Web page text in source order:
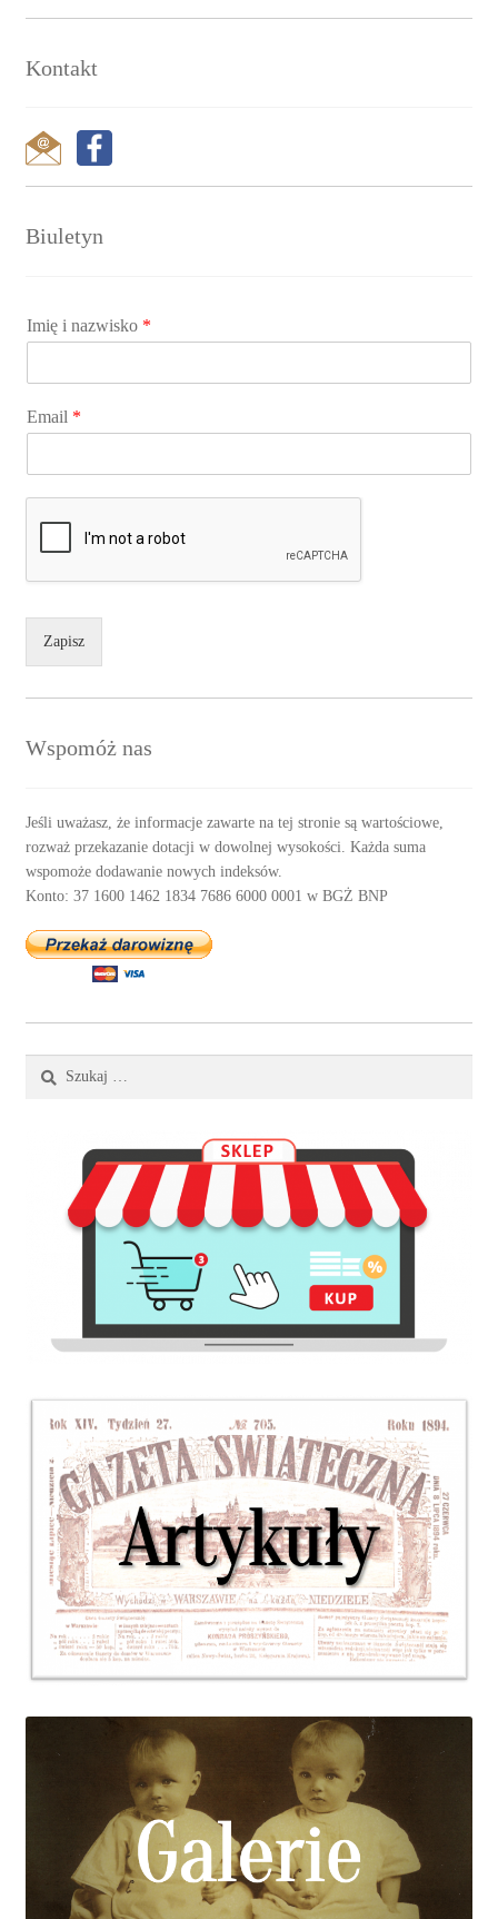
Kontakt
Biuletyn
Imię i nazwisko *
Email *
Zapisz
Wspomóż nas
Jeśli uważasz, że informacje zawarte na tej stronie są wartościowe,
rozważ przekazanie dotacji w dowolnej wysokości. Każda suma
wspomoże dodawanie nowych indeksów.
Konto: 37 1600 1462 1834 7686 6000 0001 w BGŻ BNP